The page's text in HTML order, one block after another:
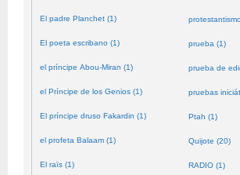
El padre Planchet (1)
El poeta escribano (1)
el príncipe Abou-Miran (1)
el Príncipe de los Genios (1)
El príncipe druso Fakardin (1)
el profeta Balaam (1)
El raïs (1)
prueba (1)
prueba de
pruebas
Ptah (1)
Quijote (20)
RADIO (1)